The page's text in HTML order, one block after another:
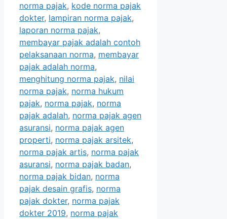
norma pajak, kode norma pajak
dokter, lampiran norma pajak,
laporan norma pajak,
membayar pajak adalah contoh
pelaksanaan norma, membayar
pajak adalah norma,
menghitung norma pajak, nilai
norma pajak, norma hukum
pajak, norma pajak, norma
pajak adalah, norma pajak agen
asuransi, norma pajak agen
properti, norma pajak arsitek,
norma pajak artis, norma pajak
asuransi, norma pajak badan,
norma pajak bidan, norma
pajak desain grafis, norma
pajak dokter, norma pajak
dokter 2019, norma pajak